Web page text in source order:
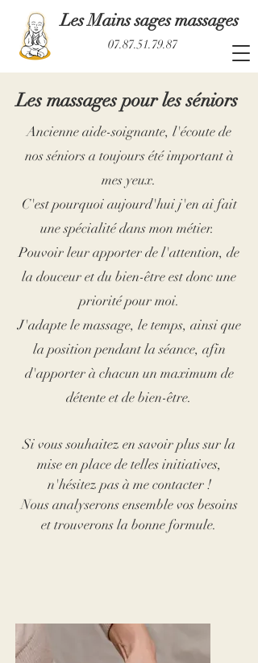
Les Mains sages massages
07.87.51.79.87
Les massages pour les séniors
Ancienne aide-soignante, l'écoute de
nos séniors a toujours été important à
mes yeux.
C'est pourquoi aujourd'hui j'en ai fait
une spécialité dans mon métier.
Pouvoir leur apporter de l'attention, de
la douceur et du bien-être est donc une
priorité pour moi.
J'adapte le massage, le temps, ainsi que
la position pendant la séance, afin
d'apporter à chacun un maximum de
détente et de bien-être.
Si vous souhaitez en savoir plus sur la
mise en place de telles initiatives,
n'hésitez pas à me contacter !
Nous analyserons ensemble vos besoins
et trouverons la bonne formule.